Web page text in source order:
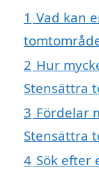
1 Vad kan
2 Hur
Stensättra
3 Fördelar
Stensättra
4 Sök efter